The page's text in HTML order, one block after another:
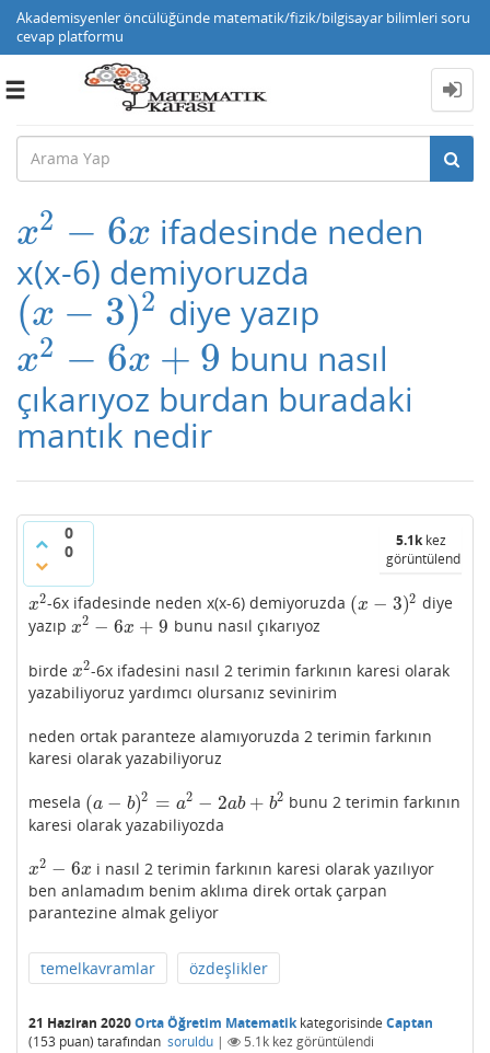
Akademisyenler öncülüğünde matematik/fizik/bilgisayar bilimleri soru
cevap platformu
Toggle
x2 − 6x
x2 −6x
ifadesinde neden
x(x-6) demiyoruzda
(x − 3)2
(x− 3)2 diye yazıp
x2 − 6x + 9
x2 −6x +9
bunu nasıl
çıkarıyoz burdan buradaki
mantık nedir
0
0
5.1kkez
görüntülendi
x2
x2-6x ifadesinde neden x(x-6) demiyoruzda (x − 3)2
(x− 3)2
diye
yazıp x2 − 6x + 9
x2−6x +9 bunu nasıl çıkarıyoz
birde x2
x2-6x ifadesini nasıl 2 terimin farkının karesi olarak
yazabiliyoruz yardımcı olursanız sevinirim
neden ortak paranteze alamıyoruzda 2 terimin farkının
karesi olarak yazabiliyoruz
mesela (a − b)2 = a2 − 2ab + b2
(a− b) 2=a −2 ab +b 2
bunu 2 terimin farkının
karesi olarak yazabiliyozda
x2 − 6x
x2−6x
i nasıl 2 terimin farkının karesi olarak yazılıyor
ben anlamadım benim aklıma direk ortak çarpan
parantezine almak geliyor
temelkavramlar özdeşlikler
21 Haziran 2020Orta Öğretim Matematikkategorisinde Captan
(153 puan) tarafından soruldu | 5.1k kez görüntülendi